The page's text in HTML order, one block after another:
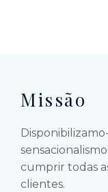
Missão
cumprir todas
clientes.